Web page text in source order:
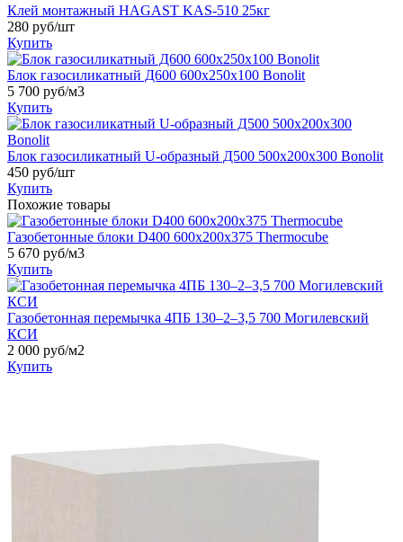
Клей монтажный HAGAST KAS-510 25кг
280 руб/шт
Купить
Блок газосиликатный Д600 600х250х100 Bonolit
5 700 руб/м3
Купить
Блок газосиликатный U-образный Д500 500х200х300 Bonolit
450 руб/шт
Купить
Похожие товары
Газобетонные блоки D400 600х200х375 Thermocube
5 670 руб/м3
Купить
Газобетонная перемычка 4ПБ 130–2–3,5 700 Могилевский
КСИ
2 000 руб/м2
Купить